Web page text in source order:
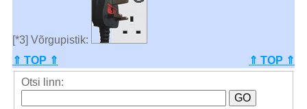
[*3] Võrgupistik:
⇑ TOP ⇑
⇑ TOP ⇑
Otsi linn: